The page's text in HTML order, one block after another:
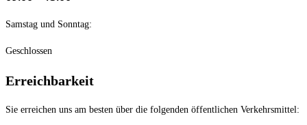
Samstag und Sonntag:
Geschlossen
Erreichbarkeit
Sie erreichen uns am besten über die folgenden öffentlichen Verkehrsmittel: